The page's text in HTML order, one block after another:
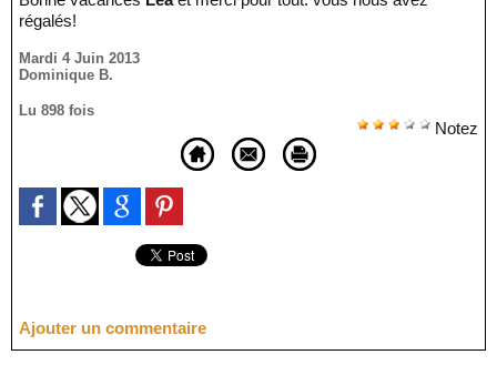
régalés!
Mardi 4 Juin 2013
Dominique B.
Lu 898 fois
Notez
Ajouter un commentaire